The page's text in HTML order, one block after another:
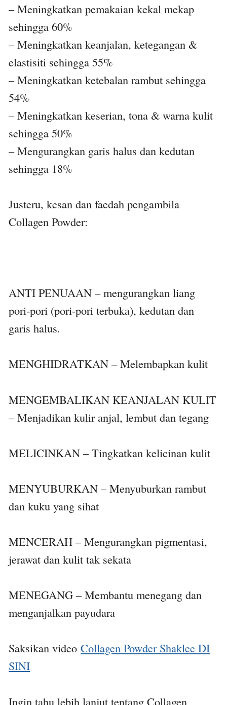
– Meningkatkan pemakaian kekal mekap
sehingga 60%
– Meningkatkan keanjalan, ketegangan &
elastisiti sehingga 55%
– Meningkatkan ketebalan rambut sehingga
54%
– Meningkatkan keserian, tona & warna kulit
sehingga 50%
– Mengurangkan garis halus dan kedutan
sehingga 18%
Justeru, kesan dan faedah pengambila
Collagen Powder:
ANTI PENUAAN – mengurangkan liang
pori-pori (pori-pori terbuka), kedutan dan
garis halus.
MENGHIDRATKAN – Melembapkan kulit
MENGEMBALIKAN KEANJALAN KULIT
– Menjadikan kulir anjal, lembut dan tegang
MELICINKAN – Tingkatkan kelicinan kulit
MENYUBURKAN – Menyuburkan rambut
dan kuku yang sihat
MENCERAH – Mengurangkan pigmentasi,
jerawat dan kulit tak sekata
MENEGANG – Membantu menegang dan
menganjalkan payudara
Saksikan videoCollagen Powder Shaklee DI
SINI
Ingin tahu lebih lanjut tentang Collagen